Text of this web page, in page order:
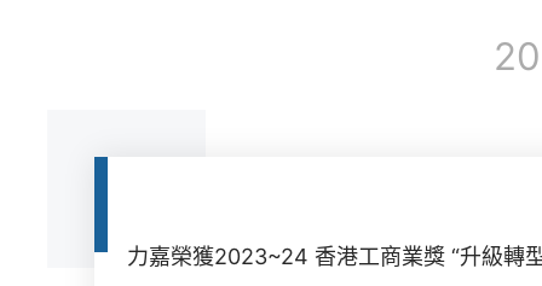
力嘉榮獲2023~24 香港工商業獎 “升級轉